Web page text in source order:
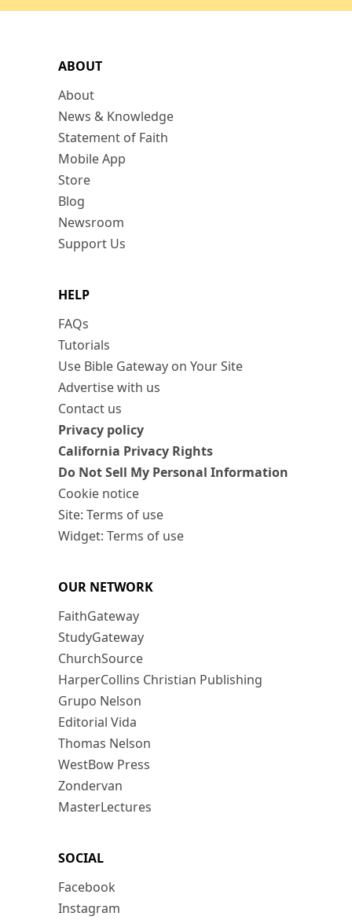
ABOUT
About
News & Knowledge
Statement of Faith
Mobile App
Store
Blog
Newsroom
Support Us
HELP
FAQs
Tutorials
Use Bible Gateway on Your Site
Advertise with us
Contact us
Privacy policy
California Privacy Rights
Do Not Sell My Personal Information
Cookie notice
Site: Terms of use
Widget: Terms of use
OUR NETWORK
FaithGateway
StudyGateway
ChurchSource
HarperCollins Christian Publishing
Grupo Nelson
Editorial Vida
Thomas Nelson
WestBow Press
Zondervan
MasterLectures
SOCIAL
Facebook
Instagram